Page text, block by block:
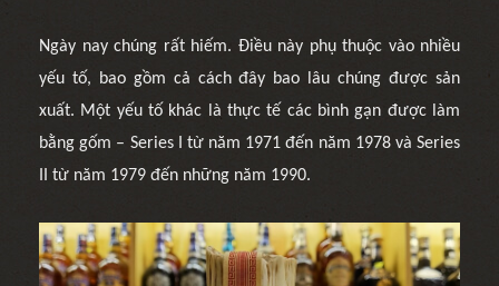
Ngày nay chúng rất hiếm. Điều này phụ thuộc vào nhiều
yếu tố, bao gồm cả cách đây bao lâu chúng được sản
xuất. Một yếu tố khác là thực tế các bình gạn được làm
bằng gốm – Series I từ năm 1971 đến năm 1978 và Series
II từ năm 1979 đến những năm 1990.